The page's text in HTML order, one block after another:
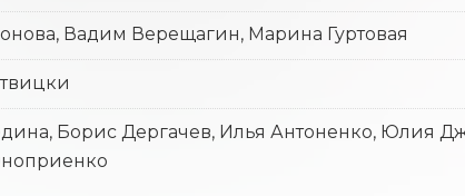
Вадим Верещагин, Марина Гуртовая
Борис Дергачев, Илья Антоненко, Юлия